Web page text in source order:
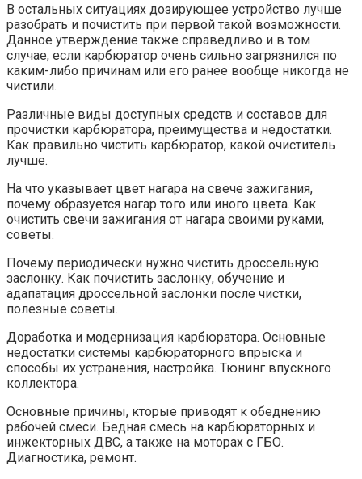
В остальных ситуациях дозирующее устройство лучше
разобрать и почистить при первой такой возможности.
Данное утверждение также справедливо и в том
случае, если карбюратор очень сильно загрязнился по
каким-либо причинам или его ранее вообще никогда не
чистили.
Различные виды доступных средств и составов для
прочистки карбюратора, преимущества и недостатки.
Как правильно чистить карбюратор, какой очиститель
лучше.
На что указывает цвет нагара на свече зажигания,
почему образуется нагар того или иного цвета. Как
очистить свечи зажигания от нагара своими руками,
советы.
Почему периодически нужно чистить дроссельную
заслонку. Как почистить заслонку, обучение и
адапатация дроссельной заслонки после чистки,
полезные советы.
Доработка и модернизация карбюратора. Основные
недостатки системы карбюраторного впрыска и
способы их устранения, настройка. Тюнинг впускного
коллектора.
Основные причины, кторые приводят к обеднению
рабочей смеси. Бедная смесь на карбюраторных и
инжекторных ДВС, а также на моторах с ГБО.
Диагностика, ремонт.